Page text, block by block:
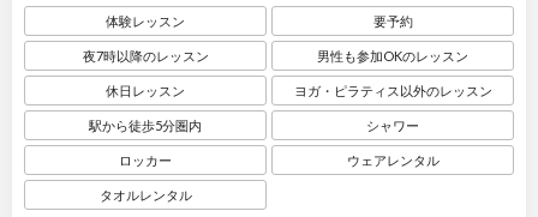
体験レッスン 要予約
夜7時以降のレッスン 男性も参加OKのレッスン
休日レッスン ヨガ・ピラティス以外のレッスン
駅から徒歩5分圏内 シャワー
ロッカー ウェアレンタル
タオルレンタル